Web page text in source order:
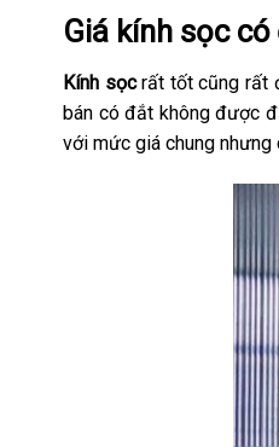
Giá kính sọc
Kính sọcrất tốt cũng rất
bán có đắt không được
với mức giá chung